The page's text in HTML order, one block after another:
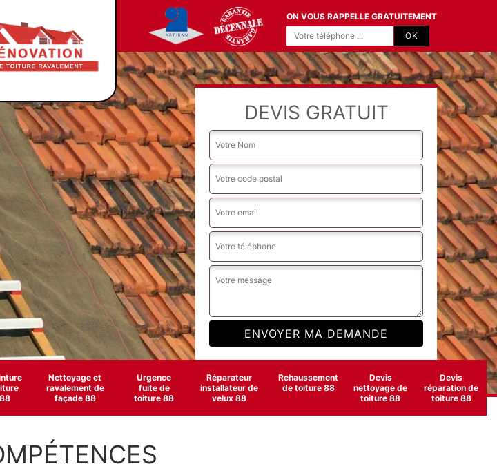
ON VOUS RAPPELLE GRATUITEMENT
DEVIS GRATUIT
88
Nettoyage et
ravalement de
façade 88
Urgence
fuite de
toiture 88
Réparateur
installateur de
velux 88
Rehaussement
de toiture 88
Devis
nettoyage de
toiture 88
Devis
réparation de
toiture 88